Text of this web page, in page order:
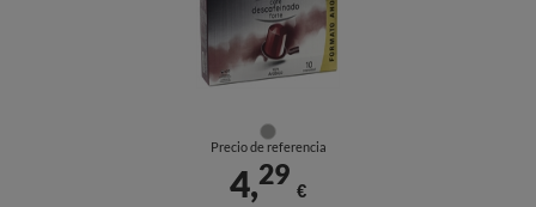
Precio de referencia
4,29
€